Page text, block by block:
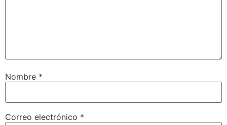
Nombre *
Correo electrónico *